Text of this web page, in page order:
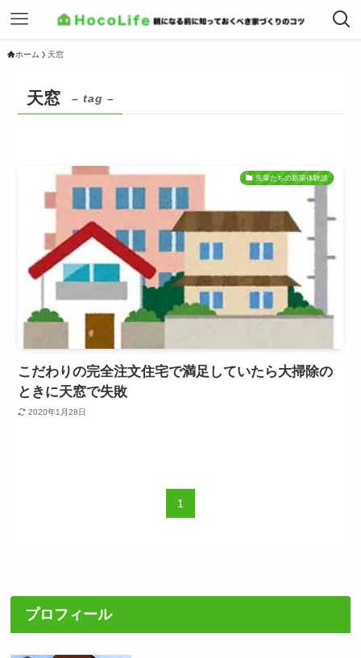
ホーム 天窓
天窓 – tag –
先輩たちの新築体験談
こだわりの完全注文住宅で満足していたら大掃除の
ときに天窓で失敗
2020年1月28日
1
プロフィール